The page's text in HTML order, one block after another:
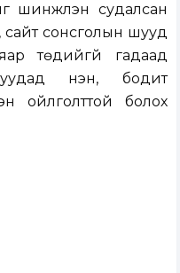
шинжлэн судалсан
сайт сонсголын шууд
төдийгүй гадаад
үнэн, бодит
ойлголттой болох